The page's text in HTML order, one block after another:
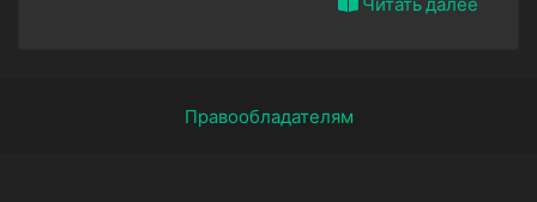
Правообладателям